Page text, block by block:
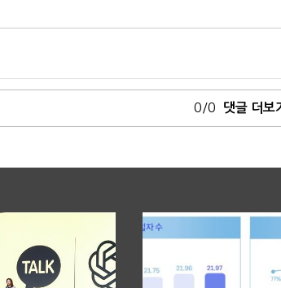
0/0 댓글 더보